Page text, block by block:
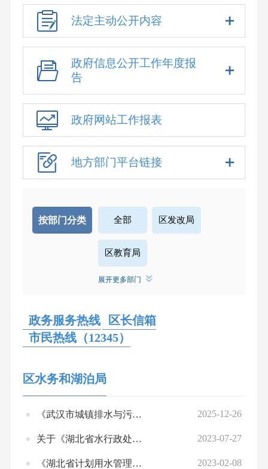
法定主动公开内容
政府信息公开工作年度报
告
政府网站工作报表
地方部门平台链接
按部门分类 全部 区发改局
区教育局
区经济信息化和科技创新局
区民政局
区自然资源和城乡建设局
区住房和城市更新局
展开更多部门
政务服务热线
区长信箱
市民热线（12345）
区水务和湖泊局
《武汉市城镇排水与污水处理管理办法》解读 2025-12-26
关于《湖北省水行政处罚裁量权实施办法》及《湖北省水行政处罚裁量基准》的解读 2023-07-27
《湖北省计划用水管理办法》政策解读 2023-02-08